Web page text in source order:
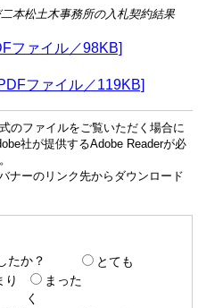
本松土木事務所の入札契約結果
ファイル／98KB]
ファイル／119KB]
のファイルをご覧いただく場合に
社が提供するAdobe Readerが必
ナーのリンク先からダウンロード
たか？
とても
り
まった
く